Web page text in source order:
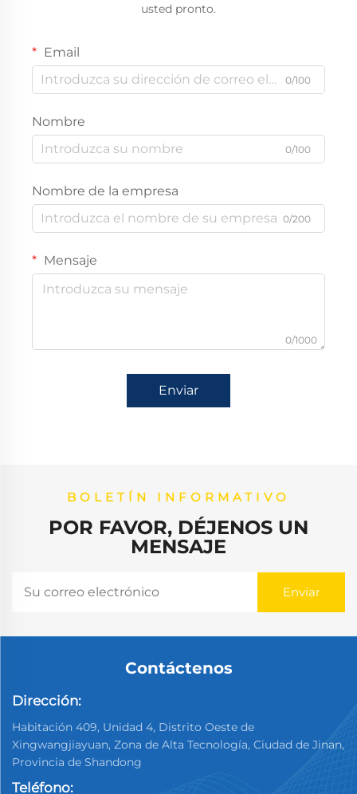
usted pronto.
Email
0/100
Nombre
0/100
Nombre de la empresa
0/200
Mensaje
0/1000
Enviar
BOLETÍN INFORMATIVO
POR FAVOR, DÉJENOS UN
MENSAJE
Contáctenos
Dirección:
Habitación 409, Unidad 4, Distrito Oeste de
Xingwangjiayuan, Zona de Alta Tecnología, Ciudad de Jinan,
Provincia de Shandong
Teléfono: